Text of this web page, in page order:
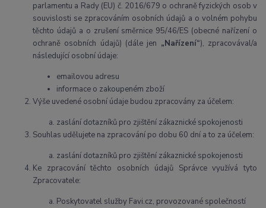
parlamentu a Rady (EU) č. 2016/679 o ochraně fyzických osob v
souvislosti se zpracováním osobních údajů a o volném pohybu
těchto údajů a o zrušení směrnice 95/46/ES (obecné nařízení o
ochraně osobních údajů) (dále jen „Nařízení“), zpracovával/a
následující osobní údaje:
emailovou adresu
informace o zakoupeném zboží
Výše uvedené osobní údaje budou zpracovány za účelem:
zaslání dotazníků pro zjištění zákaznické spokojenosti
Souhlas udělujete na zpracování po dobu 60 dní a to za účelem:
zaslání dotazníků pro zjištění zákaznické spokojenosti
Ke zpracování těchto osobních údajů Správce využívá tyto
Zpracovatele:
Poskytovatel služby Favi.cz, provozované společností